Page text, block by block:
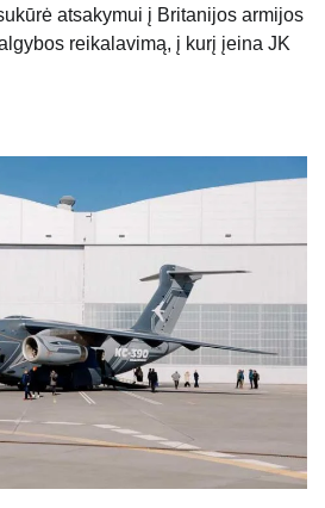
atsakymui į Britanijos armijos
reikalavimą, į kurį įeina JK